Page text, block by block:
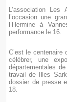
L’association
l’occasion une
l’Hermine à
performance le 16.
C’est le
célébrer, une
départementales
travail de Illes
dossier de presse
18.